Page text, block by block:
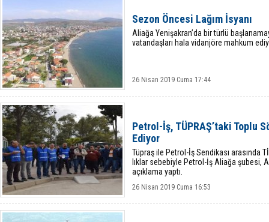
Sezon Öncesi Lağım İsyanı
Aliağa Yenişakran’da bir türlü
vatandaşları hala vidanjöre mahkum
26 Nisan 2019 Cuma 17:44
Pet­rol-İş, TÜP­RAŞ’taki Toplu
Edi­yor
Tüp­raş ile Pet­rol-İş Sen­di­ka­sı
lık­lar se­be­biy­le Pet­rol-İş Ali­ağa şu­be­si,
açık­la­ma yaptı.
26 Nisan 2019 Cuma 16:53